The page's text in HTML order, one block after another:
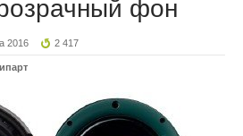
фон
2016 2 417